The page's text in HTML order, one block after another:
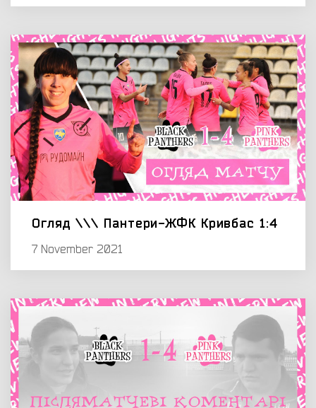
Огляд \\\ Пантери-ЖФК Кривбас 1:4
7 November 2021